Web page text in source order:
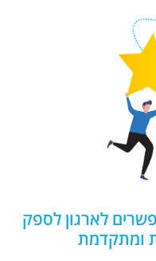
לארגון לספק
ומתקדמת